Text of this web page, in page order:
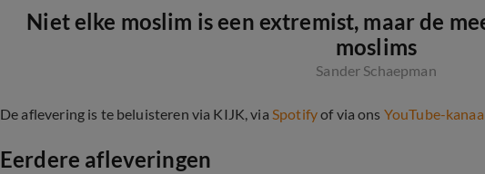
Niet elke moslim is een extremist, maar de
moslims
Sander Schaepman
De aflevering is te beluisteren via KIJK, via Spotifyof via ons YouTube-
Eerdere afleveringen